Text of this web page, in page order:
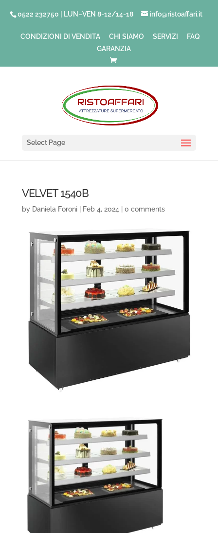
0522 232750 | LUN–VEN 8-12/14-18 info@ristoaffari.it
CONDIZIONI DI VENDITA CHI SIAMO SERVIZI
FAQ
GARANZIA
Select Page
VELVET 1540B
by Daniela Foroni| Feb 4, 2024 0 comments